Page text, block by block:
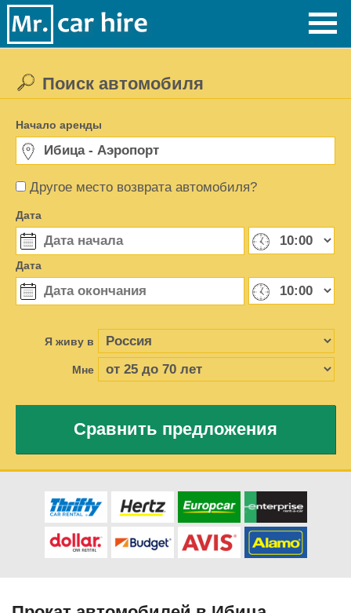
Другое место возврата автомобиля?
Поиск автомобиля
Начало аренды
Дата
Дата
Я живу в
Мне
Сравнить предложения